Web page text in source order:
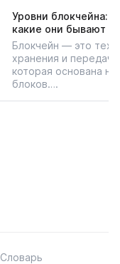
Уровни блокчейна:
какие они бывают
Блокчейн — это
хранения и
которая основана
блоков….
Словарь